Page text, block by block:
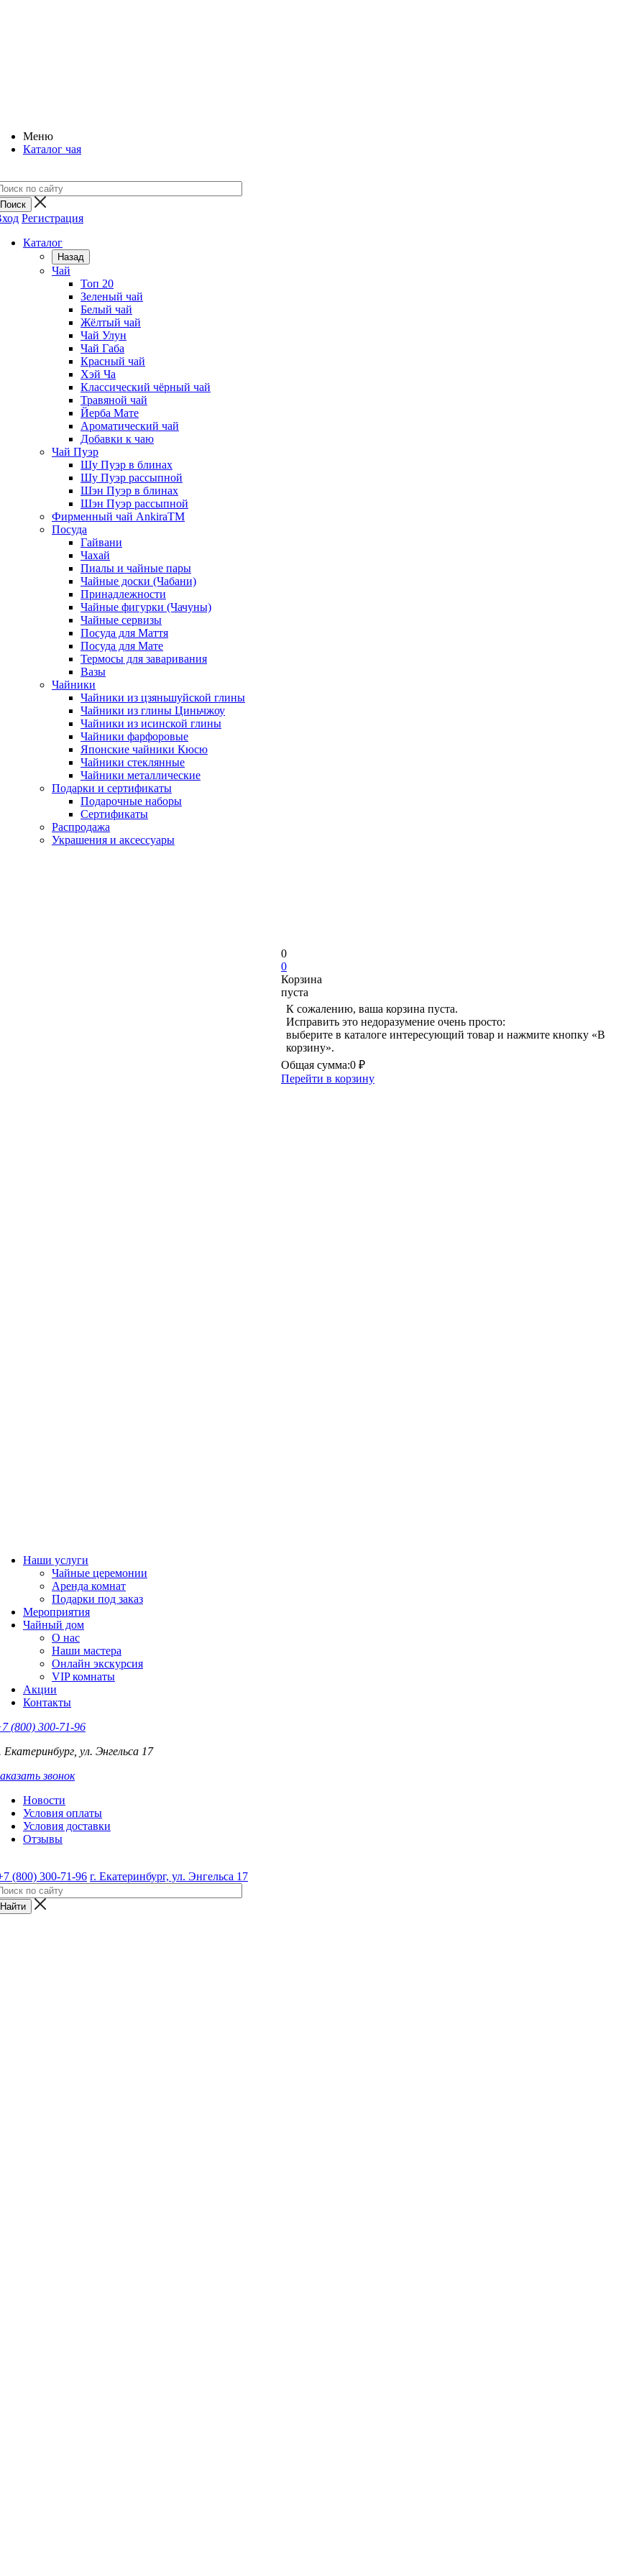
Меню
Каталог чая
Регистрация
Каталог
Назад
Чай
Топ 20
Зеленый чай
Белый чай
Жёлтый чай
Чай Улун
Чай Габа
Красный чай
Хэй Ча
Классический чёрный чай
Травяной чай
Йерба Мате
Ароматический чай
Добавки к чаю
Чай Пуэр
Шу Пуэр в блинах
Шу Пуэр рассыпной
Шэн Пуэр в блинах
Шэн Пуэр рассыпной
Фирменный чай AnkiraTM
Посуда
Гайвани
Чахай
Пиалы и чайные пары
Чайные доски (Чабани)
Принадлежности
Чайные фигурки (Чачуны)
Чайные сервизы
Посуда для Маття
Посуда для Мате
Термосы для заваривания
Вазы
Чайники
Чайники из цзяньшуйской глины
Чайники из глины Циньчжоу
Чайники из исинской глины
Чайники фарфоровые
Японские чайники Кюсю
Чайники стеклянные
Чайники металлические
Подарки и сертификаты
Подарочные наборы
Сертификаты
Распродажа
Украшения и аксессуары
Наши услуги
Чайные церемонии
Аренда комнат
Подарки под заказ
Мероприятия
Чайный дом
О нас
Наши мастера
Онлайн экскурсия
VIP комнаты
Акции
Контакты
(800) 300-71-96
Екатеринбург, ул. Энгельса 17
звонок
Новости
Условия оплаты
Условия доставки
Отзывы
(800) 300-71-96 г. Екатеринбург, ул. Энгельса 17
0
0
Корзина
пуста
К сожалению, ваша корзина пуста.
Исправить это недоразумение очень просто:
выберите в каталоге интересующий товар и нажмите кнопку «В
корзину».
Общая сумма:0 ₽
Перейти в корзину